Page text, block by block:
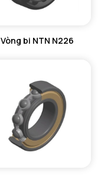
Vòng bi NTN N226